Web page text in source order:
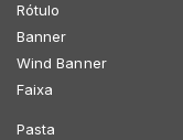
Rótulo
Banner
Wind Banner
Faixa
Pasta